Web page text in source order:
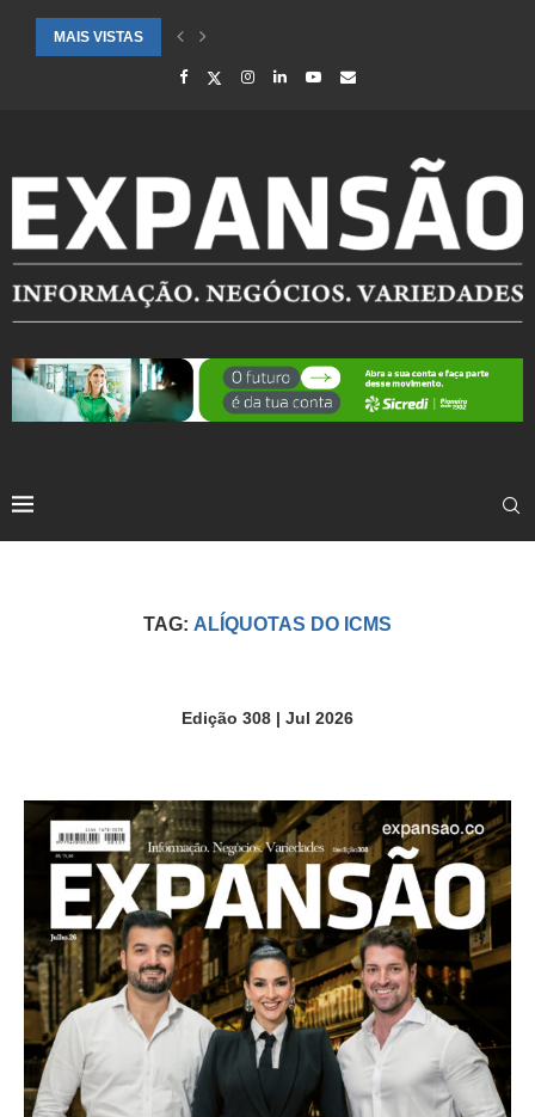
MAIS VISTAS
CIDADES ATENDIDAS PELO SEBRAE RS SÃO DESTAQUE EM
TAG: ALÍQUOTAS DO ICMS
Edição 308 | Jul 2026